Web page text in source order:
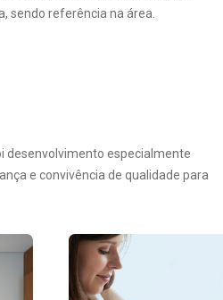
sendo referência na área.
desenvolvimento especialmente
e convivência de qualidade para